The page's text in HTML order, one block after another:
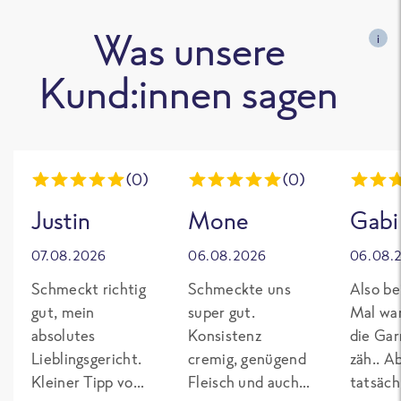
Was unsere
Kund:innen sagen
i
(0)
Justin
07.08.2026
Schmeckt richtig
gut, mein
absolutes
Lieblingsgericht.
Kleiner Tipp von
(0)
Mone
06.08.2026
Schmeckte uns
super gut.
Konsistenz
cremig, genügend
Fleisch und auch
Gabi
Also
Mal
die
zäh..